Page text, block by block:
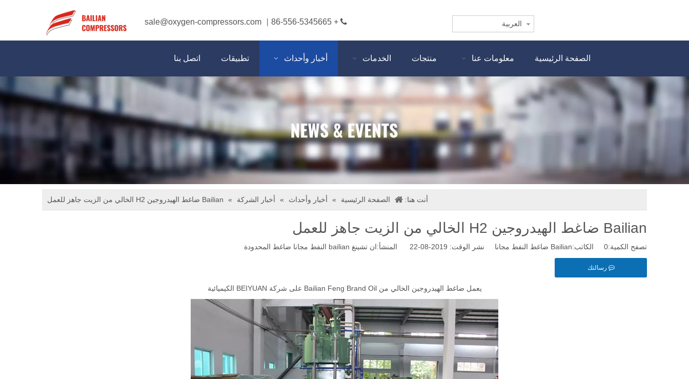
+ 86-556-5345665
sale@oxygen-compressors.com العربية
الصفحة الرئيسية معلومات عنا منتجات الخدمات أخبار وأحداث تطبيقات اتصل بنا
أنت هنا: الصفحة الرئيسية » أخبار وأحداث » أخبار الشركة » Bailian ضاغط الهيدروجين H2 الخالي من الزيت جاهز للعمل
Bailian ضاغط الهيدروجين H2 الخالي من الزيت جاهز للعمل
تصفح الكمية:0 الكاتب:Bailian ضاغط النفط مجانا نشر الوقت: 2019-08-22 المنشأ: ان تشينغ bailian النفط مجانا ضاغط المحدودة
رسالتك
يعمل ضاغط الهيدروجين الخالي من Bailian Feng Brand Oil على شركة BEIYUAN الكيميائية